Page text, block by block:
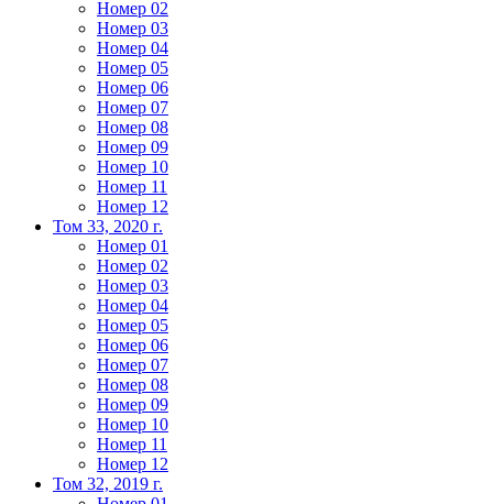
Номер 02
Номер 03
Номер 04
Номер 05
Номер 06
Номер 07
Номер 08
Номер 09
Номер 10
Номер 11
Номер 12
Том 33, 2020 г.
Номер 01
Номер 02
Номер 03
Номер 04
Номер 05
Номер 06
Номер 07
Номер 08
Номер 09
Номер 10
Номер 11
Номер 12
Том 32, 2019 г.